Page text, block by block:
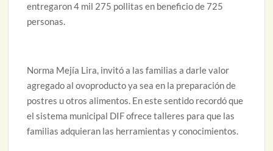
entregaron 4 mil 275 pollitas en beneficio de 725
personas.
Norma Mejía Lira, invitó a las familias a darle valor
agregado al ovoproducto ya sea en la preparación de
postres u otros alimentos. En este sentido recordó que
el sistema municipal DIF ofrece talleres para que las
familias adquieran las herramientas y conocimientos.